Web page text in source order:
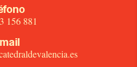
156 881